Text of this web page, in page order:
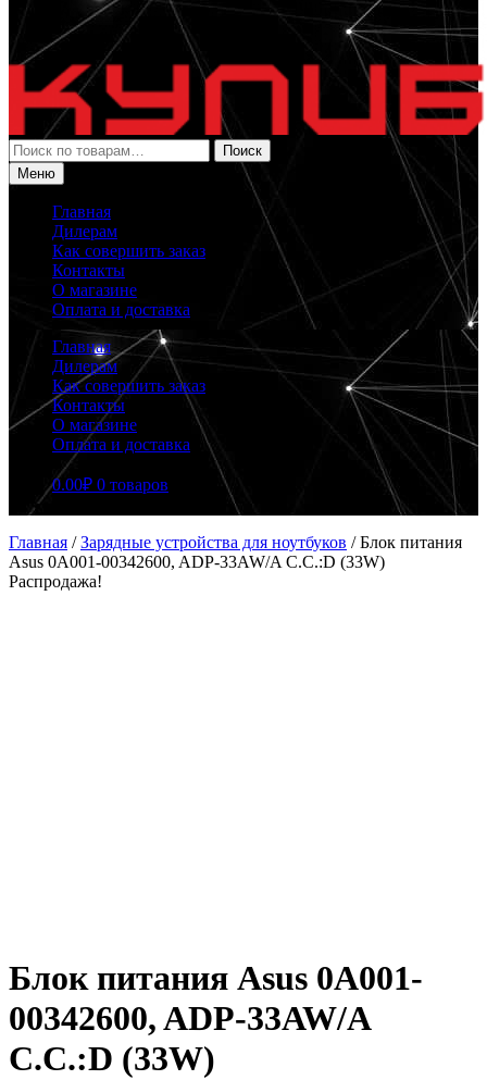
Искать:
Поиск
Меню
Главная
Дилерам
Как совершить заказ
Контакты
О магазине
Оплата и доставка
Главная
Дилерам
Как совершить заказ
Контакты
О магазине
Оплата и доставка
0.00₽ 0 товаров
Главная /Зарядные устройства для ноутбуков /Блок питания
Asus 0A001-00342600, ADP-33AW/A C.C.:D (33W)
Распродажа!
Блок питания Asus 0A001-
00342600, ADP-33AW/A
C.C.:D (33W)